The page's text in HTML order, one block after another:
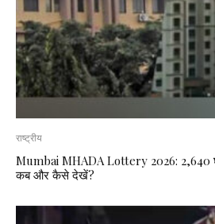
राष्ट्रीय
Mumbai MHADA Lottery 2026: 2,640
कब और कैसे देखें?